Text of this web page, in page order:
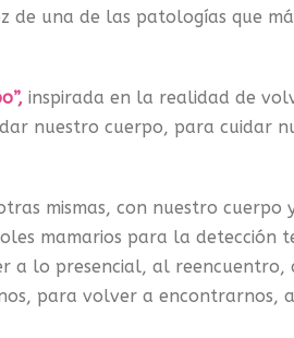
de una de las patologías que
inspirada en la realidad de
nuestro cuerpo, para cuidar
mismas, con nuestro cuerpo
mamarios para la detección
a lo presencial, al reencuentro,
para volver a encontrarnos,